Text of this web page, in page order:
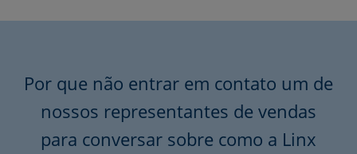
Por que não entrar em contato um de
nossos representantes de vendas
para conversar sobre como a Linx